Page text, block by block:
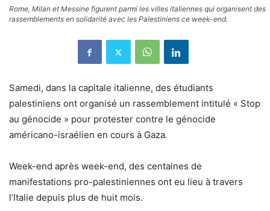
Rome, Milan et Messine figurent parmi les villes italiennes qui organisent des
rassemblements en solidarité avec les Palestiniens ce week-end.
Samedi, dans la capitale italienne, des étudiants
palestiniens ont organisé un rassemblement intitulé « Stop
au génocide » pour protester contre le génocide
américano-israélien en cours à Gaza.
Week-end après week-end, des centaines de
manifestations pro-palestiniennes ont eu lieu à travers
l’Italie depuis plus de huit mois.